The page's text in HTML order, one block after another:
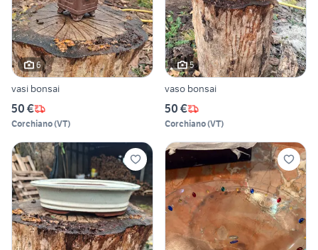
6
vasi bonsai
50 €
Corchiano(VT)
5
vaso bonsai
50 €
Corchiano(VT)